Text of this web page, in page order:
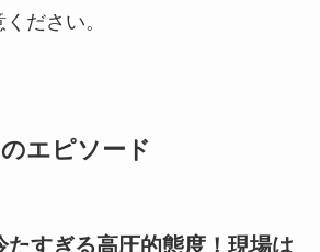
ださい。
エピソード
すぎる高圧的態度！現場は